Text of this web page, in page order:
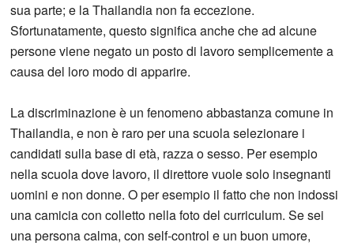
sua parte; e la Thailandia non fa eccezione.
Sfortunatamente, questo significa anche che ad alcune
persone viene negato un posto di lavoro semplicemente a
causa del loro modo di apparire.
La discriminazione è un fenomeno abbastanza comune in
Thailandia, e non è raro per una scuola selezionare i
candidati sulla base di età, razza o sesso. Per esempio
nella scuola dove lavoro, il direttore vuole solo insegnanti
uomini e non donne. O per esempio il fatto che non indossi
una camicia con colletto nella foto del curriculum. Se sei
una persona calma, con self-control e un buon umore,